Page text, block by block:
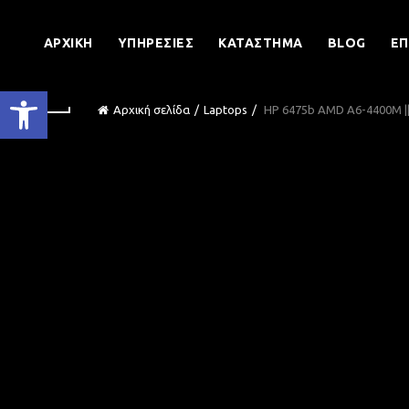
Ανοίξτε τη γραμμή εργαλείων
ΑΡΧΙΚΉ ΥΠΗΡΕΣΊΕΣ ΚΑΤΆΣΤΗΜΑ BLOG
Αρχική σελίδα Laptops HP 6475b AMD A6-4400M